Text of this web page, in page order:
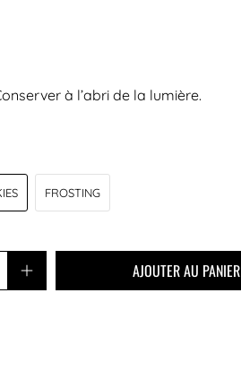
à l’abri de la lumière.
FROSTING
AJOUTER AU PANIER